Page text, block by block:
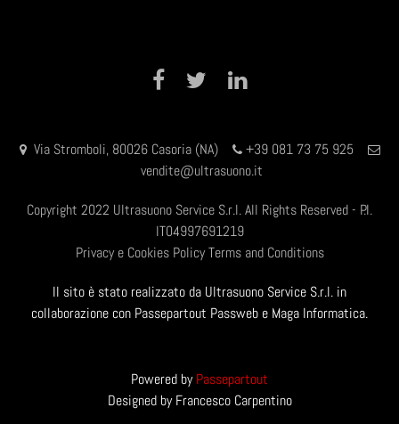
Facebook Twitter
Via Stromboli, 80026 Casoria (NA)
+39 081 73 75 925
vendite@ultrasuono.it
Copyright 2022 Ultrasuono Service S.r.l. All Rights Reserved - P.I.
IT04997691219
Privacy e Cookies Policy Terms and Conditions
Il sito è stato realizzato da Ultrasuono Service S.r.l. in
collaborazione con Passepartout Passweb e Maga Informatica.
Powered byPassepartout
Designed by Francesco Carpentino